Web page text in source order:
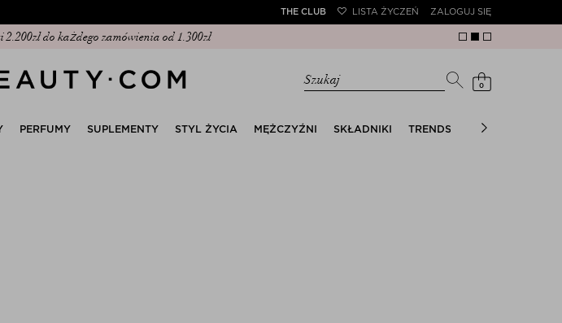
THE CLUB LISTA ŻYCZEŃ ZALOGUJ SIĘ
The Anniversary Edit
Szukaj 0
PERFUMY SUPLEMENTY STYL ŻYCIA MĘŻCZYŹNI SKŁADNIKI TRENDS THE SUMMER